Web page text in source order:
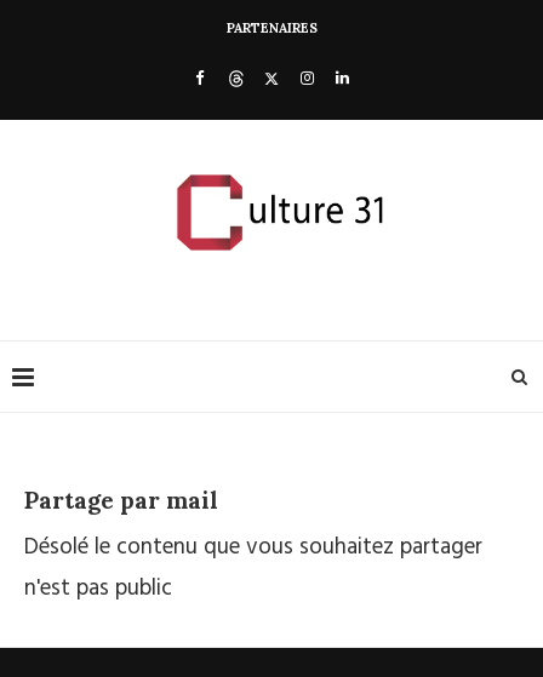
PARTENAIRES
Partage par mail
Désolé le contenu que vous souhaitez partager
n'est pas public